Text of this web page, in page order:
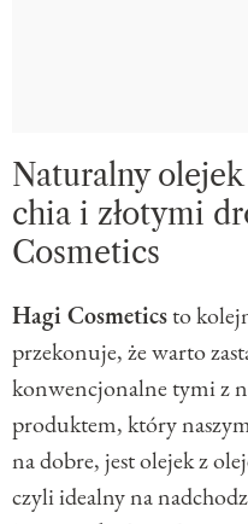
Naturalny
chia i złotymi
Cosmetics
Hagi Cosmeticsto
przekonuje, że warto
konwencjonalne tymi z
produktem, który
na dobre, jest olejek z
czyli idealny na